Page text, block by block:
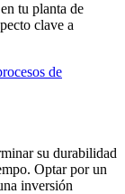
tu planta de
clave a
de
su durabilidad
Optar por un
inversión